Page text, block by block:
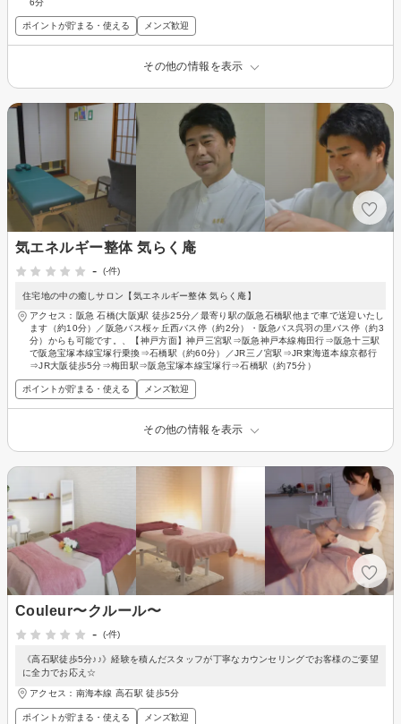
6分
ポイントが貯まる・使える メンズ歓迎
その他の情報を表示
気エネルギー整体 気らく庵
-
(-件)
住宅地の中の癒しサロン【気エネルギー整体 気らく庵】
アクセス：阪急 石橋(大阪)駅 徒歩25分／最寄り駅の阪急石橋駅他まで車で送迎いたし
ます（約10分）／阪急バス桜ヶ丘西バス停（約2分）・阪急バス呉羽の里バス停（約3
分）からも可能です。、【神戸方面】神戸三宮駅⇒阪急神戸本線梅田行⇒阪急十三駅
で阪急宝塚本線宝塚行乗換⇒石橋駅（約60分）／JR三ノ宮駅⇒JR東海道本線京都行
⇒JR大阪徒歩5分⇒梅田駅⇒阪急宝塚本線宝塚行⇒石橋駅（約75分）
ポイントが貯まる・使える メンズ歓迎
その他の情報を表示
Couleur〜クルール〜
-
(-件)
《高石駅徒歩5分♪♪》経験を積んだスタッフが丁寧なカウンセリングでお客様のご要望
に全力でお応え☆
アクセス：南海本線 高石駅 徒歩5分
ポイントが貯まる・使える メンズ歓迎